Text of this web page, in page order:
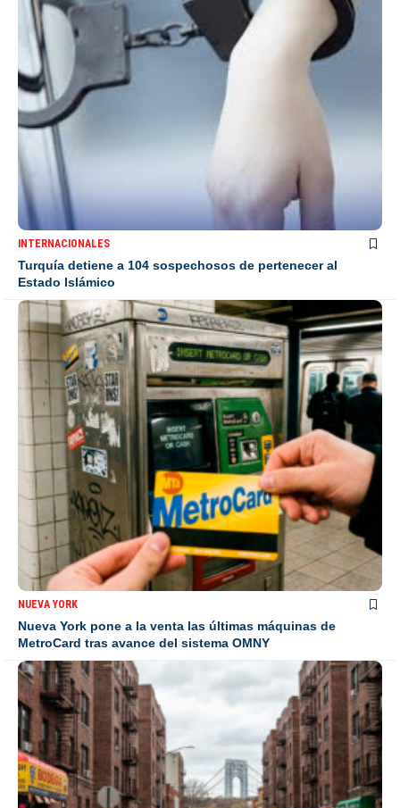
INTERNACIONALES
Turquía detiene a 104 sospechosos de pertenecer al
Estado Islámico
NUEVA YORK
Nueva York pone a la venta las últimas máquinas de
MetroCard tras avance del sistema OMNY